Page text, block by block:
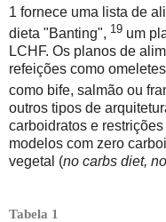
1 fornece uma lista de
dieta "Banting", 19 um
LCHF. Os planos de
refeições como
como bife, salmão ou
outros tipos de
carboidratos e
modelos com zero
vegetal (no carbs diet,
Tabela 1